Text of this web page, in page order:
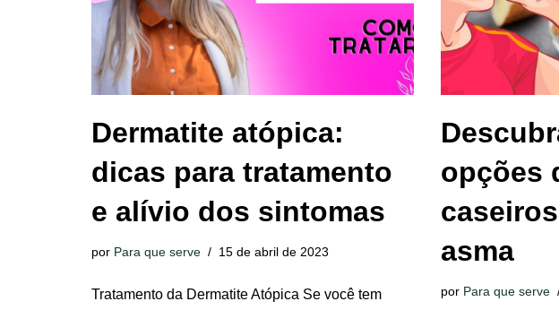
Dermatite atópica:
dicas para tratamento
e alívio dos sintomas
por Para que serve 15 de abril de 2023
Tratamento da Dermatite Atópica Se você tem
opções
asma
por Para que serve